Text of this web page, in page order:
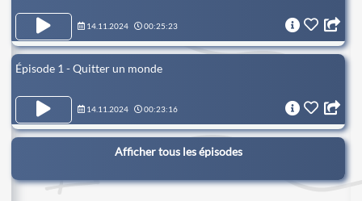
14.11.2024 00:25:23
Épisode 1 - Quitter un monde
14.11.2024 00:23:16
Afficher tous les épisodes